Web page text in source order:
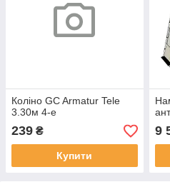
Коліно GC Armatur Tele
3.30м 4-е
239 ₴
Купити
9